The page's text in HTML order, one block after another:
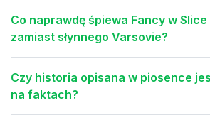
Co naprawdę śpiewa Fancy w Slice
zamiast słynnego Varsovie?
Czy historia opisana w piosence
na faktach?